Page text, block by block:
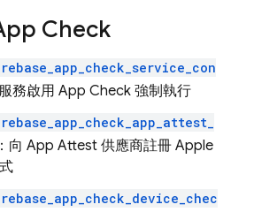
Check
務啟用 App Check 強制執行
：向 App Attest 供應商註冊 Apple